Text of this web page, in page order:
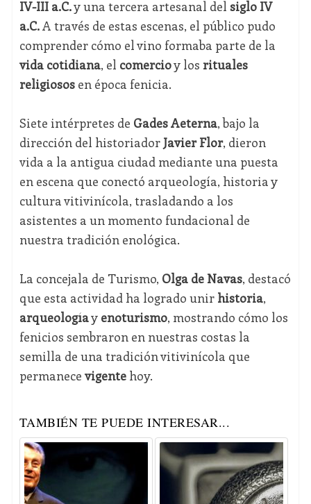
IV-III a.C.y una tercera artesanal del siglo IV
a.C.A través de estas escenas, el público pudo
comprender cómo el vino formaba parte de la
vida cotidiana, el comercioy los rituales
religiososen época fenicia.
Siete intérpretes de Gades Aeterna, bajo la
dirección del historiador Javier Flor, dieron
vida a la antigua ciudad mediante una puesta
en escena que conectó arqueología, historia y
cultura vitivinícola, trasladando a los
asistentes a un momento fundacional de
nuestra tradición enológica.
La concejala de Turismo, Olga de Navas, destacó
que esta actividad ha logrado unir historia,
arqueologíay enoturismo, mostrando cómo los
fenicios sembraron en nuestras costas la
semilla de una tradición vitivinícola que
permanece vigentehoy.
TAMBIÉN TE PUEDE INTERESAR...